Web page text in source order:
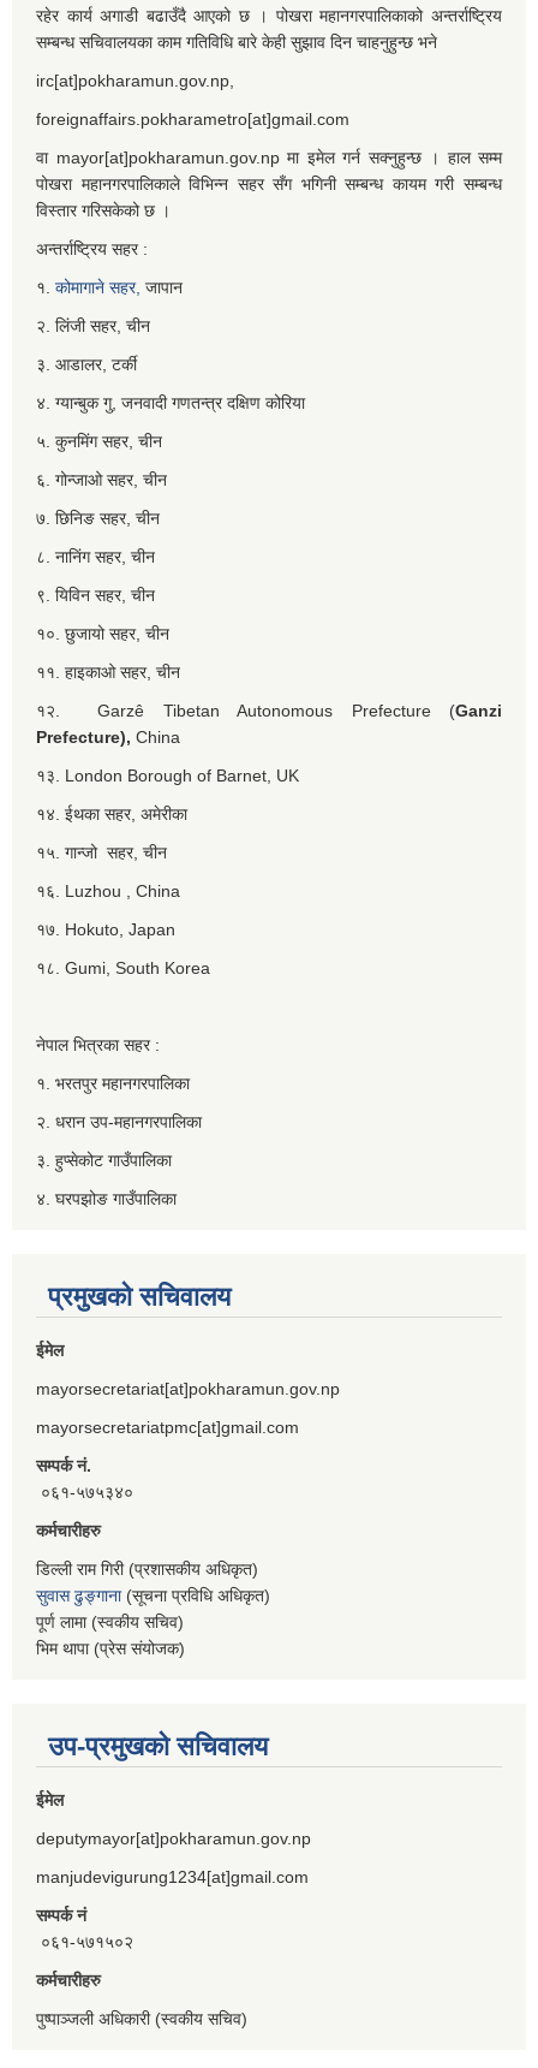
रहेर कार्य अगाडी बढाउँदै आएको छ । पोखरा महानगरपालिकाको अन्तर्राष्ट्रिय
सम्बन्ध सचिवालयका काम गतिविधि बारे केही सुझाव दिन चाहनुहुन्छ भने
irc[at]pokharamun.gov.np,
foreignaffairs.pokharametro[at]gmail.com
वा mayor[at]pokharamun.gov.np मा इमेल गर्न सक्नुहुन्छ । हाल सम्म
पोखरा महानगरपालिकाले विभिन्न सहर सँग भगिनी सम्बन्ध कायम गरी सम्बन्ध
विस्तार गरिसकेको छ ।
अन्तर्राष्ट्रिय सहर :
१. कोमागाने सहर, जापान
२. लिंजी सहर, चीन
३. आडालर, टर्की
४. ग्यान्बुक गु, जनवादी गणतन्त्र दक्षिण कोरिया
५. कुनमिंग सहर, चीन
६. गोन्जाओ सहर, चीन
७. छिनिङ सहर, चीन
८. नानिंग सहर, चीन
९. यिविन सहर, चीन
१०. छुजायो सहर, चीन
११. हाइकाओ सहर, चीन
१२. Garzê Tibetan Autonomous Prefecture (Ganzi
Prefecture), China
१३. London Borough of Barnet, UK
१४. ईथका सहर, अमेरीका
१५. गान्जो सहर, चीन
१६. Luzhou , China
१७. Hokuto, Japan
१८. Gumi, South Korea
नेपाल भित्रका सहर :
१. भरतपुर महानगरपालिका
२. धरान उप-महानगरपालिका
३. हुप्सेकोट गाउँपालिका
४. घरपझोङ गाउँपालिका
प्रमुखको सचिवालय
ईमेल
mayorsecretariat[at]pokharamun.gov.np
mayorsecretariatpmc[at]gmail.com
सम्पर्क नं.
०६१-५७५३४०
कर्मचारीहरु
डिल्ली राम गिरी (प्रशासकीय अधिकृत)
सुवास ढुङ्गाना(सूचना प्रविधि अधिकृत)
पूर्ण लामा (स्वकीय सचिव)
भिम थापा (प्रेस संयोजक)
उप-प्रमुखको सचिवालय
ईमेल
deputymayor[at]pokharamun.gov.np
manjudevigurung1234[at]gmail.com
सम्पर्क नं
०६१-५७१५०२
कर्मचारीहरु
पुष्पाञ्जली अधिकारी (स्वकीय सचिव)